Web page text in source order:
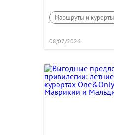
Маршруты и курорты
08/07/2026